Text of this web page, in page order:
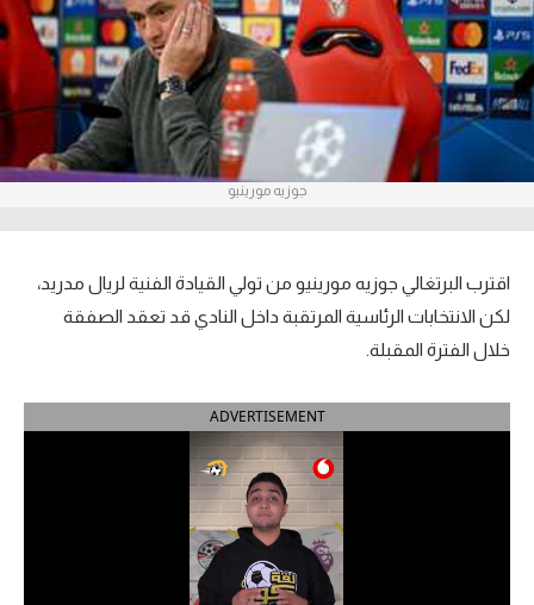
آراء حرة
ركن الألعاب
الدوري الإنجليزي الممتاز
الدوري الإسباني
الدوري السعودي للمحترفين
جوزيه مورينيو
اقترب البرتغالي جوزيه مورينيو من تولي القيادة الفنية لريال مدريد،
لكن الانتخابات الرئاسية المرتقبة داخل النادي قد تعقد الصفقة
خلال الفترة المقبلة.
ADVERTISEMENT